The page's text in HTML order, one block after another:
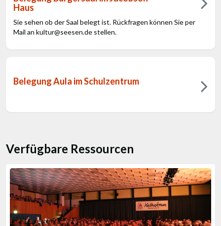
Haus
Sie sehen ob der Saal belegt ist. Rückfragen können Sie per
Mail an kultur@seesen.de stellen.
Belegung Aula im Schulzentrum
Verfügbare Ressourcen